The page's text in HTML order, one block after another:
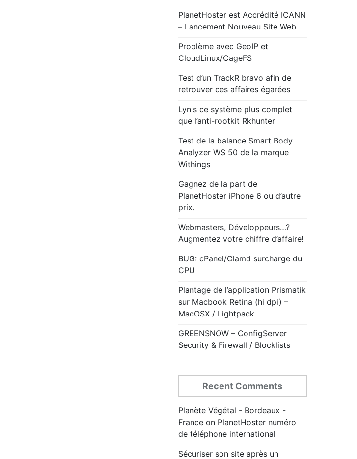
PlanetHoster est Accrédité ICANN
– Lancement Nouveau Site Web
Problème avec GeoIP et
CloudLinux/CageFS
Test d’un TrackR bravo afin de
retrouver ces affaires égarées
Lynis ce système plus complet
que l’anti-rootkit Rkhunter
Test de la balance Smart Body
Analyzer WS 50 de la marque
Withings
Gagnez de la part de
PlanetHoster iPhone 6 ou d’autre
prix.
Webmasters, Développeurs…?
Augmentez votre chiffre d’affaire!
BUG: cPanel/Clamd surcharge du
CPU
Plantage de l’application Prismatik
sur Macbook Retina (hi dpi) –
MacOSX / Lightpack
GREENSNOW – ConfigServer
Security & Firewall / Blocklists
Recent Comments
Planète Végétal - Bordeaux -
Franceon PlanetHoster numéro
de téléphone international
Sécuriser son site après un